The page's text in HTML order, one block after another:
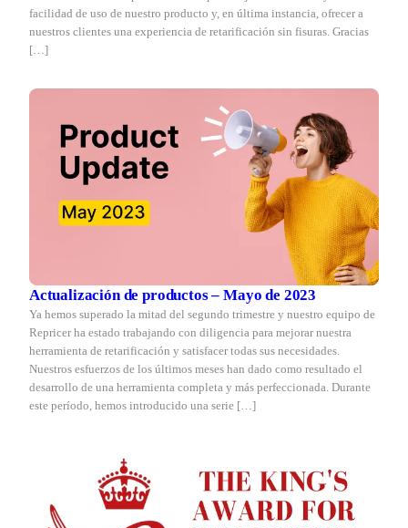
facilidad de uso de nuestro producto y, en última instancia, ofrecer a
nuestros clientes una experiencia de retarificación sin fisuras. Gracias
[…]
Actualización de productos – Mayo de 2023
Ya hemos superado la mitad del segundo trimestre y nuestro equipo de
Repricer ha estado trabajando con diligencia para mejorar nuestra
herramienta de retarificación y satisfacer todas sus necesidades.
Nuestros esfuerzos de los últimos meses han dado como resultado el
desarrollo de una herramienta completa y más perfeccionada. Durante
este período, hemos introducido una serie […]